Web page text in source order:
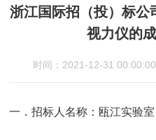
浙江国际招（投）标公
视力仪的
时间：2021-12-31 00:00:00
一．招标人名称：瓯江实验室